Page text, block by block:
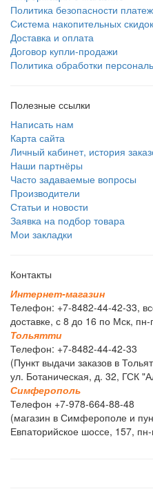
Политика безопасности
Система накопительных скидок
Доставка и оплата
Договор купли-продажи
Политика обработки
Полезные ссылки
Написать нам
Карта сайта
Личный кабинет, история
Наши партнёры
Часто задаваемые вопросы
Производители
Статьи и новости
Заявка на подбор товара
Мои закладки
Контакты
Интернет-магазин
Телефон: +7-8482-44-42-33,
доставке, с 8 до 16 по Мск, пн-
Тольятти
Телефон: +7-8482-44-42-33
(Пункт выдачи заказов в
ул. Ботаническая, д. 32, ГСК
Симферополь
Телефон +7-978-664-88-48
(магазин в Симферополе и
Евпаторийское шоссе, 157,